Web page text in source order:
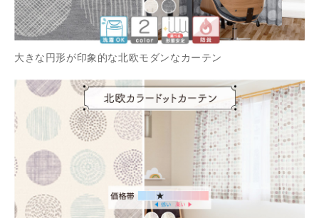
大きな円形が印象的な北欧モダンなカーテン